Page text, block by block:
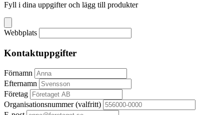
Fyll i dina uppgifter och lägg till produkter
Webbplats
Kontaktuppgifter
Förnamn
Efternamn
Företag
Organisationsnummer(valfritt)